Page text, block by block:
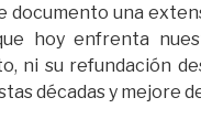
documento una
hoy enfrenta
ni su refundación
décadas y mejore